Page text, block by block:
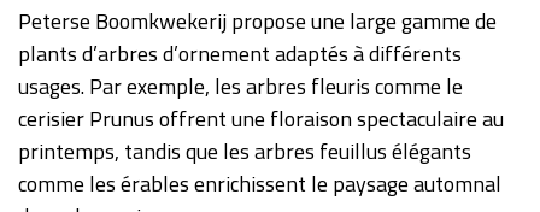
Peterse Boomkwekerij propose une large gamme de
plants d’arbres d’ornement adaptés à différents
usages. Par exemple, les arbres fleuris comme le
cerisier Prunus offrent une floraison spectaculaire au
printemps, tandis que les arbres feuillus élégants
comme les érables enrichissent le paysage automnal